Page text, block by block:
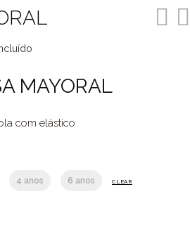
MAYORAL
com elástico
4 anos 6 anos CLEAR